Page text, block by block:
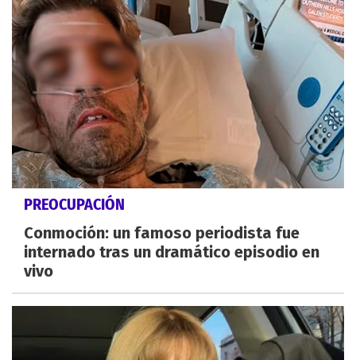
PREOCUPACIÓN
Conmoción: un famoso periodista fue
internado tras un dramático episodio en
vivo